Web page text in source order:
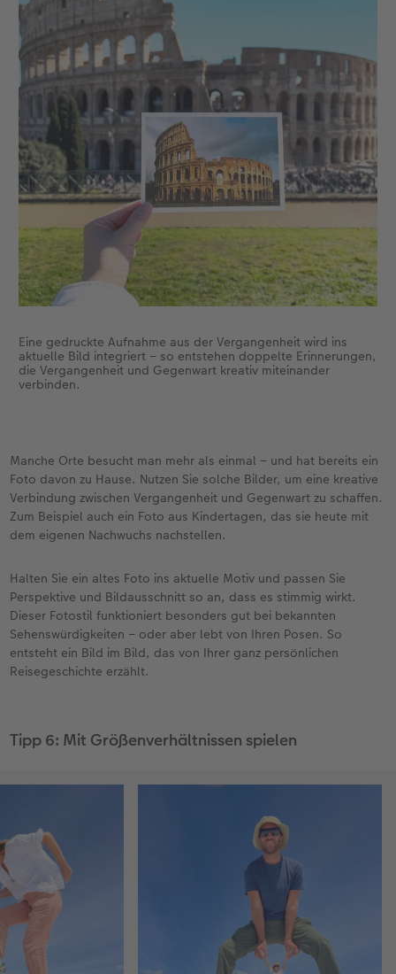
Eine gedruckte Aufnahme aus der Vergangenheit wird ins
aktuelle Bild integriert – so entstehen doppelte Erinnerungen,
die Vergangenheit und Gegenwart kreativ miteinander
verbinden.
Manche Orte besucht man mehr als einmal – und hat bereits ein
Foto davon zu Hause. Nutzen Sie solche Bilder, um eine kreative
Verbindung zwischen Vergangenheit und Gegenwart zu schaffen.
Zum Beispiel auch ein Foto aus Kindertagen, das sie heute mit
dem eigenen Nachwuchs nachstellen.
Halten Sie ein altes Foto ins aktuelle Motiv und passen Sie
Perspektive und Bildausschnitt so an, dass es stimmig wirkt.
Dieser Fotostil funktioniert besonders gut bei bekannten
Sehenswürdigkeiten – oder aber lebt von Ihren Posen. So
entsteht ein Bild im Bild, das von Ihrer ganz persönlichen
Reisegeschichte erzählt.
Tipp 6: Mit Größenverhältnissen spielen